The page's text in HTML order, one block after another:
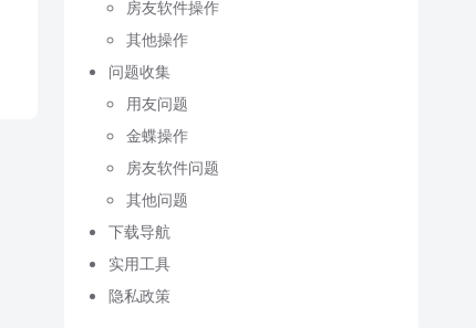
房友软件操作
其他操作
问题收集
用友问题
金蝶操作
房友软件问题
其他问题
下载导航
实用工具
隐私政策